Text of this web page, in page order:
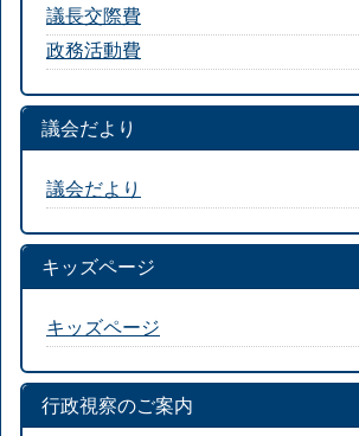
議長交際費
政務活動費
議会だより
議会だより
キッズページ
キッズページ
行政視察のご案内